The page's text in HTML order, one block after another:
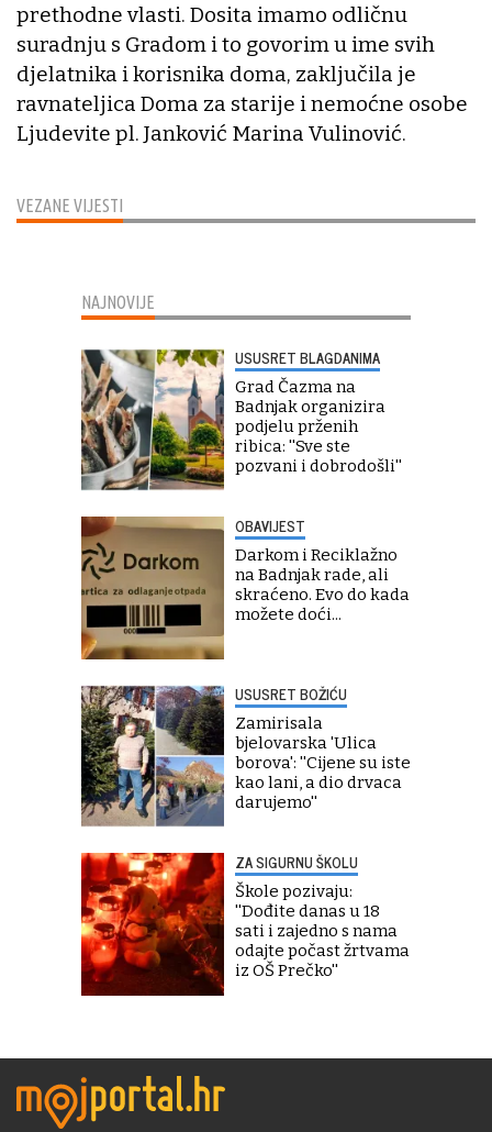
VEZANE VIJESTI
prethodne vlasti. Dosita imamo odličnu
suradnju s Gradom i to govorim u ime svih
djelatnika i korisnika doma, zaključila je
ravnateljica Doma za starije i nemoćne osobe
Ljudevite pl. Janković Marina Vulinović.
NAJNOVIJE
USUSRET BLAGDANIMA
Grad Čazma na
Badnjak organizira
podjelu prženih
ribica: ''Sve ste
pozvani i dobrodošli''
OBAVIJEST
Darkom i Reciklažno
na Badnjak rade, ali
skraćeno. Evo do kada
možete doći...
USUSRET BOŽIĆU
Zamirisala
bjelovarska 'Ulica
borova': ''Cijene su iste
kao lani, a dio drvaca
darujemo''
ZA SIGURNU ŠKOLU
Škole pozivaju:
''Dođite danas u 18
sati i zajedno s nama
odajte počast žrtvama
iz OŠ Prečko''